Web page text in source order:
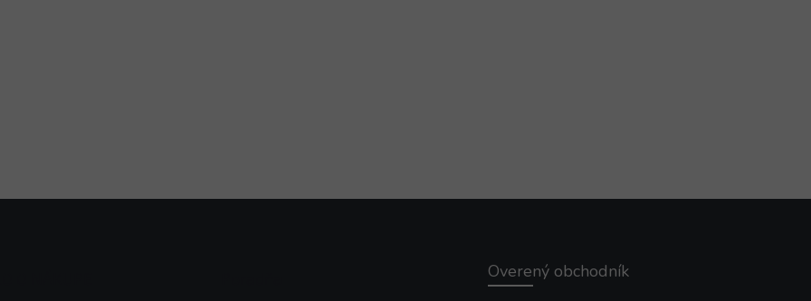
Overený obchodník